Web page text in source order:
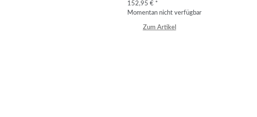
152,95 € *
Momentan nicht verfügbar
Zum Artikel